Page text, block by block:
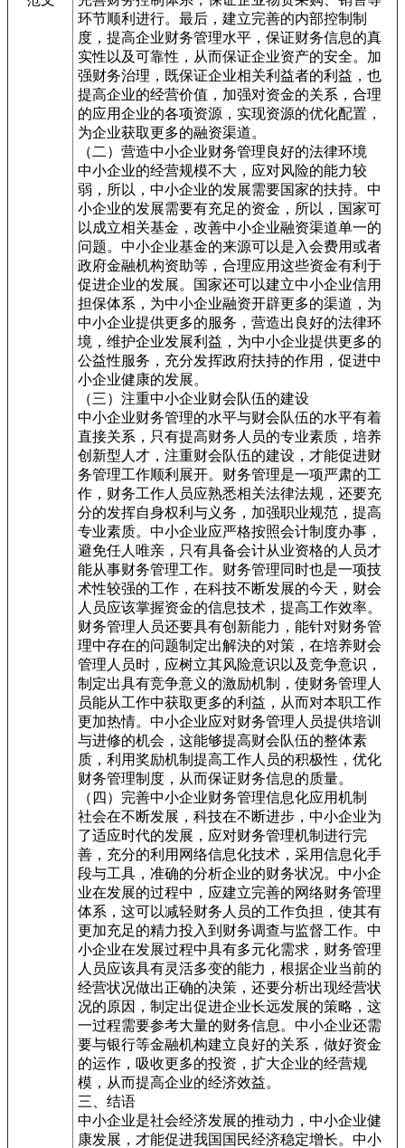
环节顺利进行。最后，建立完善的内部控制制
度，提高企业财务管理水平，保证财务信息的真
实性以及可靠性，从而保证企业资产的安全。加
强财务治理，既保证企业相关利益者的利益，也
提高企业的经营价值，加强对资金的关系，合理
的应用企业的各项资源，实现资源的优化配置，
为企业获取更多的融资渠道。
（二）营造中小企业财务管理良好的法律环境
中小企业的经营规模不大，应对风险的能力较
弱，所以，中小企业的发展需要国家的扶持。中
小企业的发展需要有充足的资金，所以，国家可
以成立相关基金，改善中小企业融资渠道单一的
问题。中小企业基金的来源可以是入会费用或者
政府金融机构资助等，合理应用这些资金有利于
促进企业的发展。国家还可以建立中小企业信用
担保体系，为中小企业融资开辟更多的渠道，为
中小企业提供更多的服务，营造出良好的法律环
境，维护企业发展利益，为中小企业提供更多的
公益性服务，充分发挥政府扶持的作用，促进中
小企业健康的发展。
（三）注重中小企业财会队伍的建设
中小企业财务管理的水平与财会队伍的水平有着
直接关系，只有提高财务人员的专业素质，培养
创新型人才，注重财会队伍的建设，才能促进财
务管理工作顺利展开。财务管理是一项严肃的工
作，财务工作人员应熟悉相关法律法规，还要充
分的发挥自身权利与义务，加强职业规范，提高
专业素质。中小企业应严格按照会计制度办事，
避免任人唯亲，只有具备会计从业资格的人员才
能从事财务管理工作。财务管理同时也是一项技
术性较强的工作，在科技不断发展的今天，财会
人员应该掌握资金的信息技术，提高工作效率。
财务管理人员还要具有创新能力，能针对财务管
理中存在的问题制定出解決的对策，在培养财会
管理人员时，应树立其风险意识以及竞争意识，
制定出具有竞争意义的激励机制，使财务管理人
员能从工作中获取更多的利益，从而对本职工作
更加热情。中小企业应对财务管理人员提供培训
与进修的机会，这能够提高财会队伍的整体素
质，利用奖励机制提高工作人员的积极性，优化
财务管理制度，从而保证财务信息的质量。
（四）完善中小企业财务管理信息化应用机制
社会在不断发展，科技在不断进步，中小企业为
了适应时代的发展，应对财务管理机制进行完
善，充分的利用网络信息化技术，采用信息化手
段与工具，准确的分析企业的财务状况。中小企
业在发展的过程中，应建立完善的网络财务管理
体系，这可以减轻财务人员的工作负担，使其有
更加充足的精力投入到财务调查与监督工作。中
小企业在发展过程中具有多元化需求，财务管理
人员应该具有灵活多变的能力，根据企业当前的
经营状况做出正确的决策，还要分析出现经营状
况的原因，制定出促进企业长远发展的策略，这
一过程需要参考大量的财务信息。中小企业还需
要与银行等金融机构建立良好的关系，做好资金
的运作，吸收更多的投资，扩大企业的经营规
模，从而提高企业的经济效益。
三、结语
中小企业是社会经济发展的推动力，中小企业健
康发展，才能促进我国国民经济稳定增长。中小